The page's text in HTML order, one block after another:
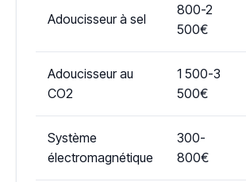
Adoucisseur à sel
800-2
500€
Adoucisseur au
CO2
1 500-3
500€
Système
électromagnétique
300-
800€